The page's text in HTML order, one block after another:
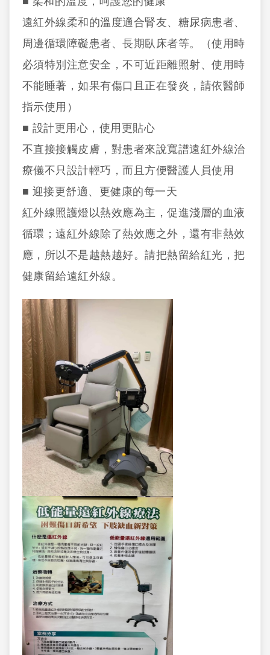
遠紅外線柔和的溫度適合腎友、糖尿病患者、
周邊循環障礙患者、長期臥床者等。（使用時
必須特別注意安全，不可近距離照射、使用時
不能睡著，如果有傷口且正在發炎，請依醫師
指示使用）
■ 設計更用心，使用更貼心
不直接接觸皮膚，對患者來說寬譜遠紅外線治
療儀不只設計輕巧，而且方便醫護人員使用
■ 迎接更舒適、更健康的每一天
紅外線照護燈以熱效應為主，促進淺層的血液
循環；遠紅外線除了熱效應之外，還有非熱效
應，所以不是越熱越好。請把熱留給紅光，把
健康留給遠紅外線。